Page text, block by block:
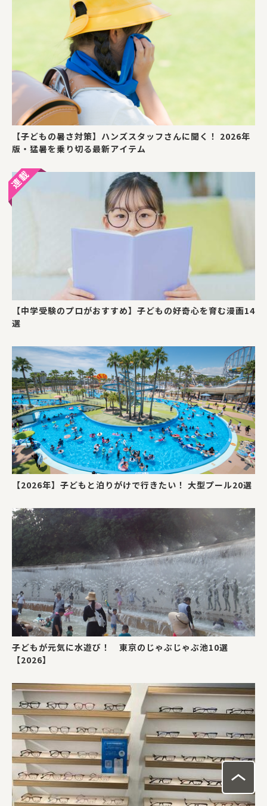
【子どもの暑さ対策】ハンズスタッフさんに聞く！ 2026年
版・猛暑を乗り切る最新アイテム
【中学受験のプロがおすすめ】子どもの好奇心を育む漫画14
選
【2026年】子どもと泊りがけで行きたい！ 大型プール20選
子どもが元気に水遊び！ 東京のじゃぶじゃぶ池10選
【2026】